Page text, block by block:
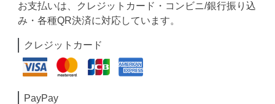
お支払いは、クレジットカード・コンビニ/銀行振り込
み・各種QR決済に対応しています。
クレジットカード
PayPay